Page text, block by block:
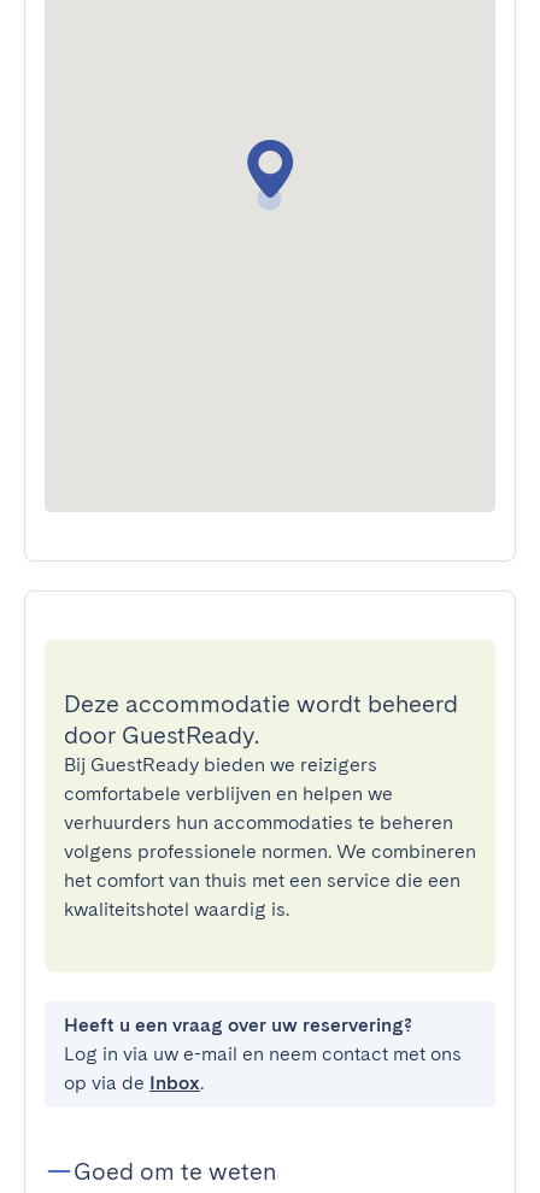
Deze accommodatie wordt beheerd
door GuestReady.
Bij GuestReady bieden we reizigers
comfortabele verblijven en helpen we
verhuurders hun accommodaties te beheren
volgens professionele normen. We combineren
het comfort van thuis met een service die een
kwaliteitshotel waardig is.
Heeft u een vraag over uw reservering?
Log in via uw e-mail en neem contact met ons
op via de Inbox.
Goed om te weten